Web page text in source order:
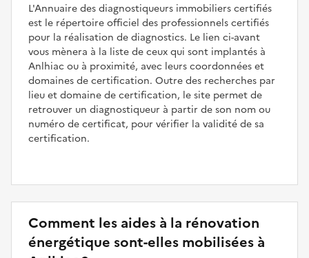
L'Annuaire des diagnostiqueurs immobiliers certifiés
est le répertoire officiel des professionnels certifiés
pour la réalisation de diagnostics. Le lien ci-avant
vous mènera à la liste de ceux qui sont implantés à
Anlhiac ou à proximité, avec leurs coordonnées et
domaines de certification. Outre des recherches par
lieu et domaine de certification, le site permet de
retrouver un diagnostiqueur à partir de son nom ou
numéro de certificat, pour vérifier la validité de sa
certification.
Comment les aides à la rénovation
énergétique sont-elles mobilisées à